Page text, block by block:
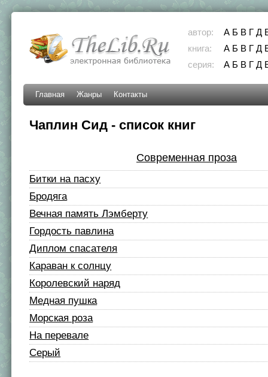
автор: А Б В Г Д
книга:
А Б В Г Д
серия:
А Б В Г Д
Главная Жанры Контакты
Чаплин Сид - список книг
Современная проза
Битки на пасху
Бродяга
Вечная память Лэмберту
Гордость павлина
Диплом спасателя
Караван к солнцу
Королевский наряд
Медная пушка
Морская роза
На перевале
Серый